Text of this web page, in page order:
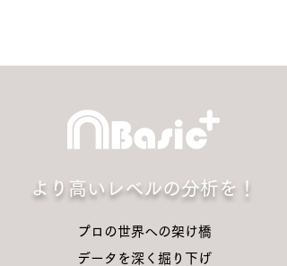
より高いレベルの分析を！
プロの世界への架け橋
データを深く掘り下げ